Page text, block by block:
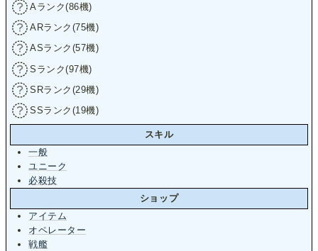
Aランク(86機)
ARランク(75機)
ASランク(57機)
Sランク(97機)
SRランク(29機)
SSランク(19機)
スキル
一般
ユニーク
必殺技
ショップ
アイテム
オペレーター
戦艦